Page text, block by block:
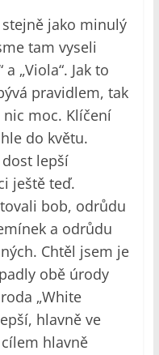
jako minulý
tam vyseli
„Viola“. Jak to
pravidlem, tak
nic moc. Klíčení
do květu.
lepší
ještě teď.
bob, odrůdu
a odrůdu
Chtěl jsem je
obě úrody
„White
hlavně ve
hlavně